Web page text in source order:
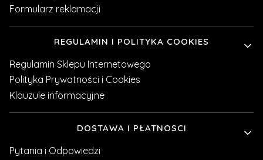
Formularz reklamacji
REGULAMIN I POLITYKA COOKIES
Regulamin Sklepu Internetowego
Polityka Prywatności i Cookies
Klauzule informacyjne
DOSTAWA I PŁATNOSCI
Pytania i Odpowiedzi